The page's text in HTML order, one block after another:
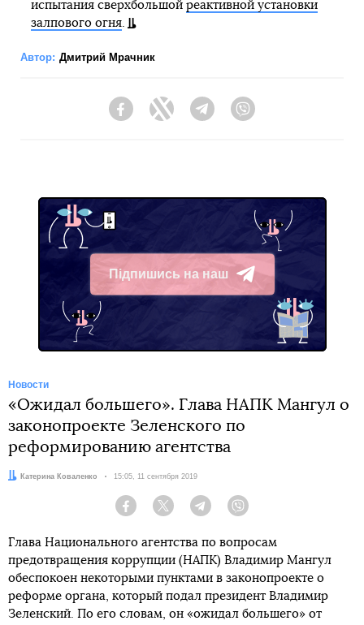
испытания сверхбольшой реактивной установки
залпового огня.
Автор: Дмитрий Мрачник
FacebookTwitter Telegram
Підпишись на наш
Telegram
Новости
«Ожидал большего». Глава НАПК Мангул о
законопроекте Зеленского по
реформированию агентства
Автор:Катерина Коваленко Дата:
15:05, 11 сентября 2019
Facebook Twitter Telegram
Глава Национального агентства по вопросам
предотвращения коррупции (НАПК) Владимир Мангул
обеспокоен некоторыми пунктами в законопроекте о
реформе органа, который подал президент Владимир
Зеленский. По его словам, он «ожидал большего» от